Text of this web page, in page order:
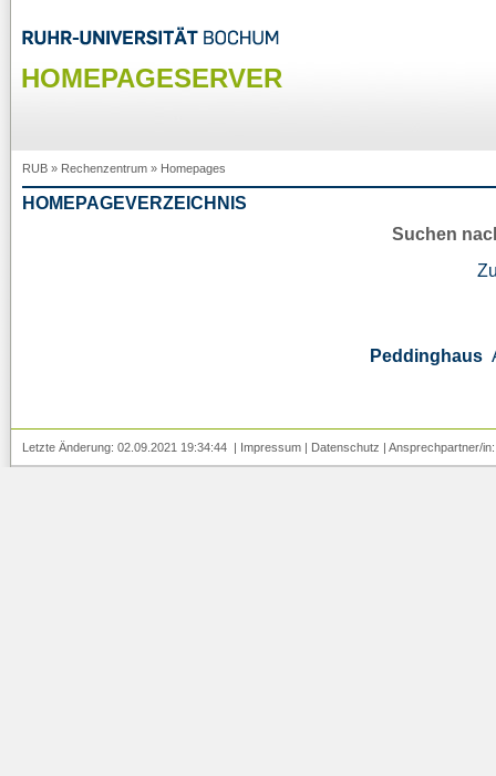
HOMEPAGESERVER
RUB » Rechenzentrum » Homepages
HOMEPAGEVERZEICHNIS
Suchen
Peddinghaus
Letzte Änderung: 02.09.2021 19:34:44 | Impressum | Datenschutz | Ansprechpartner/